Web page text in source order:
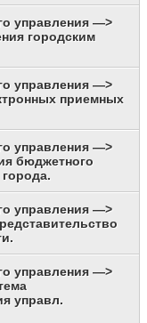
управления —>
городским
управления —>
приемных
управления —>
бюджетного
управления —>
управления —>
управл.